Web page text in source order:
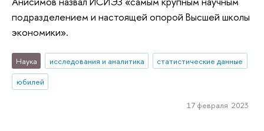
подразделением и настоящей опорой Высшей школы
экономики».
Наука исследования и аналитика
статистические данные
юбилей
17 февраля 2023